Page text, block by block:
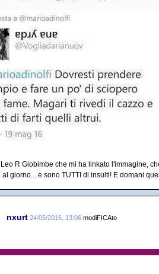
R Giobimbe che mi ha linkato l'immagine,
al giorno... e sono TUTTI di insulti! E domani
nxurt 24/05/2016, 13:06 modiFICAto